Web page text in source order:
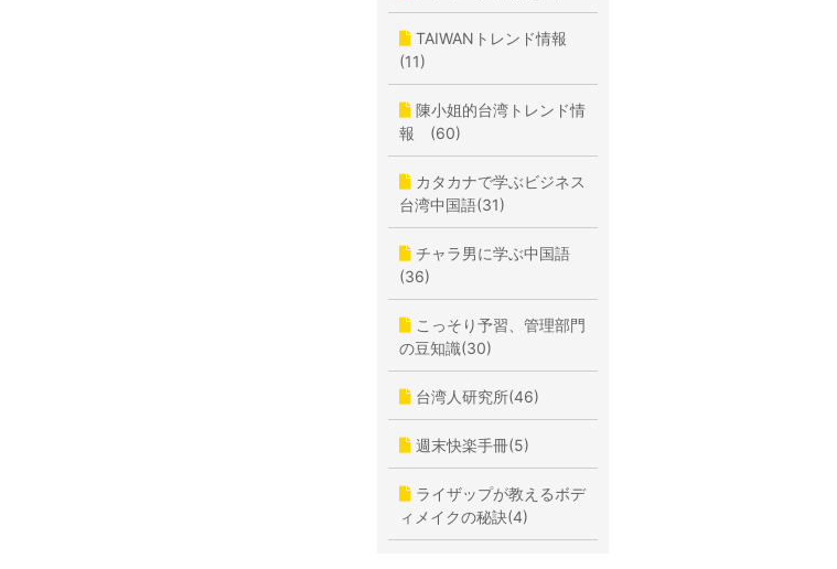
TAIWANトレンド情報
(11)
陳小姐的台湾トレンド情
報 (60)
カタカナで学ぶビジネス
台湾中国語(31)
チャラ男に学ぶ中国語
(36)
こっそり予習、管理部門
の豆知識(30)
台湾人研究所(46)
週末快楽手冊(5)
ライザップが教えるボデ
ィメイクの秘訣(4)